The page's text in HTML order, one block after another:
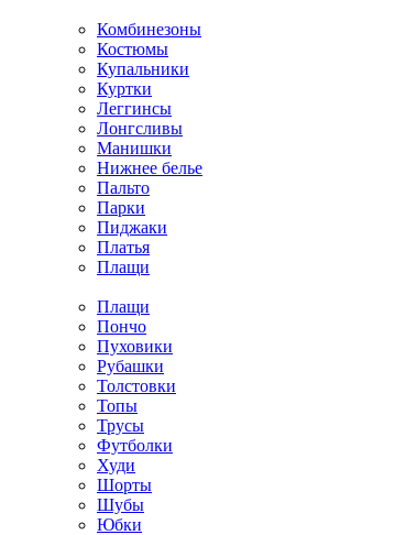
Комбинезоны
Костюмы
Купальники
Куртки
Леггинсы
Лонгсливы
Манишки
Нижнее белье
Пальто
Парки
Пиджаки
Платья
Плащи
Плащи
Пончо
Пуховики
Рубашки
Толстовки
Топы
Трусы
Футболки
Худи
Шорты
Шубы
Юбки